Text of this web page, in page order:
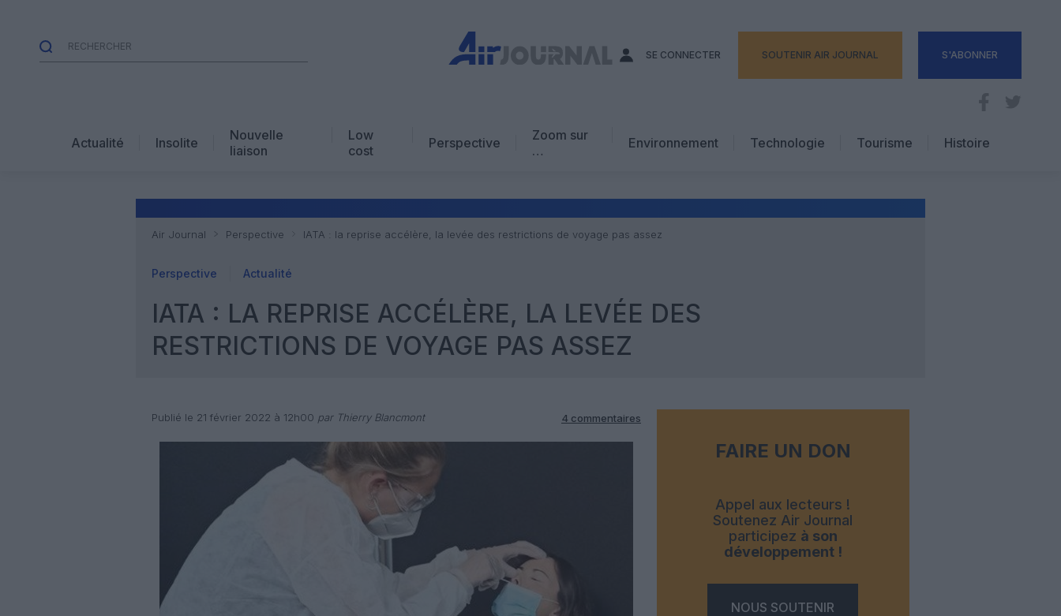
SE CONNECTER SOUTENIR AIR JOURNAL S'ABONNER
Actualité Insolite
Nouvelle
liaison
Low
cost
Perspective
Zoom sur
…
Avis d’expert
Environnement Technologie
Tourisme
Hôtellerie
Histoire
Air Journal Perspective IATA : la reprise accélère, la levée des restrictions de voyage pas assez
Perspective Actualité
IATA : LA REPRISE ACCÉLÈRE, LA LEVÉE DES
RESTRICTIONS DE VOYAGE PAS ASSEZ
Publié le 21 février 2022 à 12h00 par Thierry Blancmont 4 commentaires
FAIRE UN DON
Appel aux lecteurs !
Soutenez Air Journal
participez à son
développement !
NOUS SOUTENIR